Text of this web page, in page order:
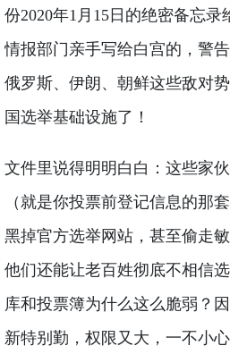
份2020年1月15日的绝密备忘
情报部门亲手写给白宫的，警
俄罗斯、伊朗、朝鲜这些敌对
国选举基础设施了！
文件里说得明明白白：这些家
（就是你投票前登记信息的那
黑掉官方选举网站，甚至偷走
他们还能让老百姓彻底不相信
库和投票簿为什么这么脆弱？
新特别勤，权限又大，一不小